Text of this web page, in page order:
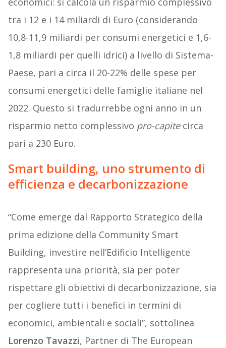
tra i 12 e i 14 miliardi di Euro (considerando
10,8-11,9 miliardi per consumi energetici e 1,6-
1,8 miliardi per quelli idrici) a livello di Sistema-
Paese, pari a circa il 20-22% delle spese per
consumi energetici delle famiglie italiane nel
2022. Questo si tradurrebbe ogni anno in un
risparmio netto complessivo pro-capite circa
pari a 230 Euro.
Smart building, uno strumento di
efficienza e decarbonizzazione
“Come emerge dal Rapporto Strategico della
prima edizione della Community Smart
Building, investire nell’Edificio Intelligente
rappresenta una priorità, sia per poter
rispettare gli obiettivi di decarbonizzazione, sia
per cogliere tutti i benefici in termini di
economici, ambientali e sociali”, sottolinea
Lorenzo Tavazzi, Partner di The European